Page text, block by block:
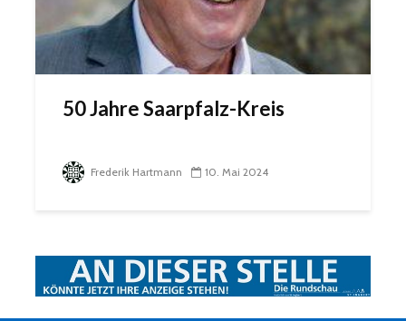
50 Jahre Saarpfalz-Kreis
Frederik Hartmann 10. Mai 2024